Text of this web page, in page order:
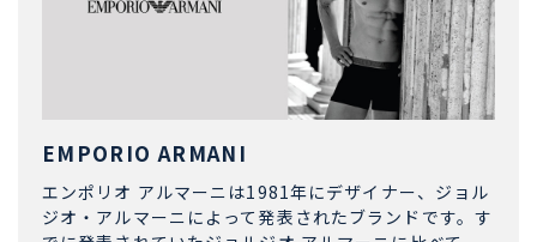
EMPORIO ARMANI
エンポリオ アルマーニは1981年にデザイナー、ジョル
ジオ・アルマーニによって発表されたブランドです。す